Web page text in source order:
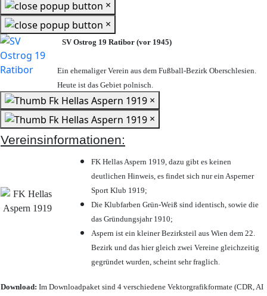
×
×
SV Ostrog 19 Ratibor (vor 1945)
Ein ehemaliger Verein aus dem Fußball-Bezirk Oberschlesien.
Heute ist das Gebiet polnisch.
×
×
Vereinsinformationen:
FK Hellas Aspern 1919, dazu gibt es keinen
deutlichen Hinweis, es findet sich nur ein Asperner
Sport Klub 1919;
Die Klubfarben Grün-Weiß sind identisch, sowie die
das Gründungsjahr 1910;
Aspern ist ein kleiner Bezirksteil aus Wien dem 22.
Bezirk und das hier gleich zwei Vereine gleichzeitig
gegründet wurden, scheint sehr fraglich.
Download: Im Downloadpaket sind 4 verschiedene Vektorgrafikformate (CDR, AI